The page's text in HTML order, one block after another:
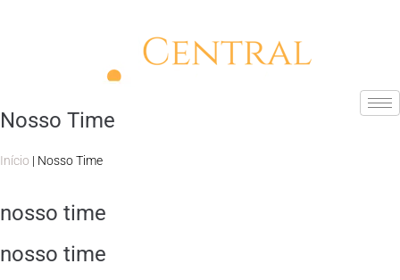
Nosso Time
Início | Nosso Time
nosso time
nosso time